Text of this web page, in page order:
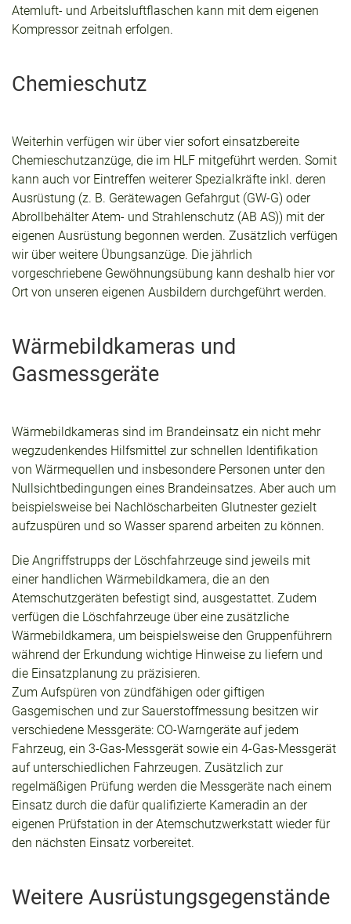
Atemluft- und Arbeitsluftflaschen kann mit dem eigenen
Kompressor zeitnah erfolgen.
Chemieschutz
Weiterhin verfügen wir über vier sofort einsatzbereite
Chemieschutzanzüge, die im HLF mitgeführt werden. Somit
kann auch vor Eintreffen weiterer Spezialkräfte inkl. deren
Ausrüstung (z. B. Gerätewagen Gefahrgut (GW-G) oder
Abrollbehälter Atem- und Strahlenschutz (AB AS)) mit der
eigenen Ausrüstung begonnen werden. Zusätzlich verfügen
wir über weitere Übungsanzüge. Die jährlich
vorgeschriebene Gewöhnungsübung kann deshalb hier vor
Ort von unseren eigenen Ausbildern durchgeführt werden.
Wärmebildkameras und
Gasmessgeräte
Wärmebildkameras sind im Brandeinsatz ein nicht mehr
wegzudenkendes Hilfsmittel zur schnellen Identifikation
von Wärmequellen und insbesondere Personen unter den
Nullsichtbedingungen eines Brandeinsatzes. Aber auch um
beispielsweise bei Nachlöscharbeiten Glutnester gezielt
aufzuspüren und so Wasser sparend arbeiten zu können.
Die Angriffstrupps der Löschfahrzeuge sind jeweils mit
einer handlichen Wärmebildkamera, die an den
Atemschutzgeräten befestigt sind, ausgestattet. Zudem
verfügen die Löschfahrzeuge über eine zusätzliche
Wärmebildkamera, um beispielsweise den Gruppenführern
während der Erkundung wichtige Hinweise zu liefern und
die Einsatzplanung zu präzisieren.
Zum Aufspüren von zündfähigen oder giftigen
Gasgemischen und zur Sauerstoffmessung besitzen wir
verschiedene Messgeräte: CO-Warngeräte auf jedem
Fahrzeug, ein 3-Gas-Messgerät sowie ein 4-Gas-Messgerät
auf unterschiedlichen Fahrzeugen. Zusätzlich zur
regelmäßigen Prüfung werden die Messgeräte nach einem
Einsatz durch die dafür qualifizierte Kameradin an der
eigenen Prüfstation in der Atemschutzwerkstatt wieder für
den nächsten Einsatz vorbereitet.
Weitere Ausrüstungsgegenstände